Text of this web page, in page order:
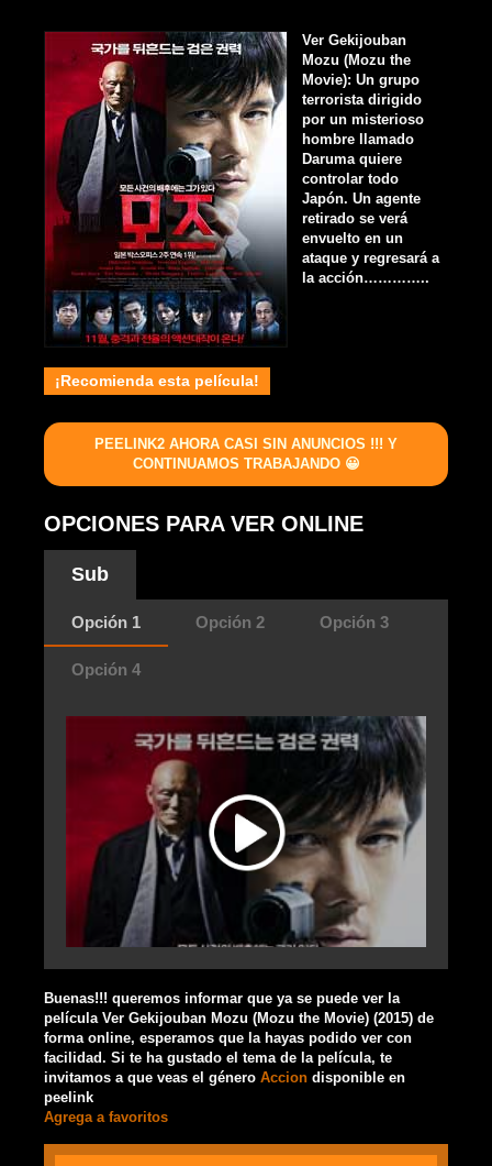
Ver Gekijouban
Mozu (Mozu the
Movie): Un grupo
terrorista dirigido
por un misterioso
hombre llamado
Daruma quiere
controlar todo
Japón. Un agente
retirado se verá
envuelto en un
ataque y regresará a
la acción…………..
¡Recomienda esta película!
PEELINK2 AHORA CASI SIN ANUNCIOS !!! Y
CONTINUAMOS TRABAJANDO 😀
OPCIONES PARA VER ONLINE
Sub
Opción 1 Opción 2 Opción 3
Opción 4
Buenas!!! queremos informar que ya se puede ver la
película Ver Gekijouban Mozu (Mozu the Movie) (2015) de
forma online, esperamos que la hayas podido ver con
facilidad. Si te ha gustado el tema de la película, te
invitamos a que veas el género Accion disponible en
peelink
Agrega a favoritos